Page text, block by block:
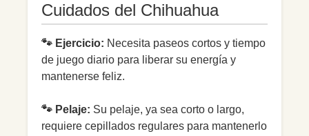
Cuidados del Chihuahua
🐾 Ejercicio: Necesita paseos cortos y tiempo
de juego diario para liberar su energía y
mantenerse feliz.
🐾 Pelaje: Su pelaje, ya sea corto o largo,
requiere cepillados regulares para mantenerlo